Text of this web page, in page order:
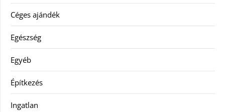
Céges ajándék
Egészség
Egyéb
Építkezés
Ingatlan